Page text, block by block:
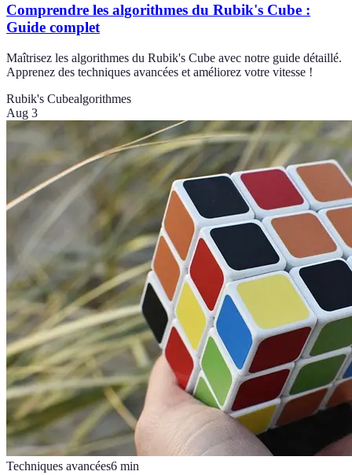
Comprendre les algorithmes du Rubik's Cube :
Guide complet
Maîtrisez les algorithmes du Rubik's Cube avec notre guide détaillé.
Apprenez des techniques avancées et améliorez votre vitesse !
Rubik's Cubealgorithmes
Aug 3
Techniques avancées6 min